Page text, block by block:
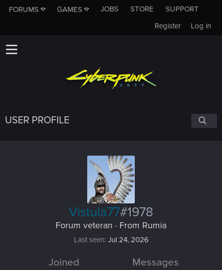
FORUMS GAMES JOBS STORE
SUPPORT
Log in
Register
USER PROFILE
Vistula77#1978
Forum veteran · From Rumia
Last seen Jul 24, 2026
Joined Messages